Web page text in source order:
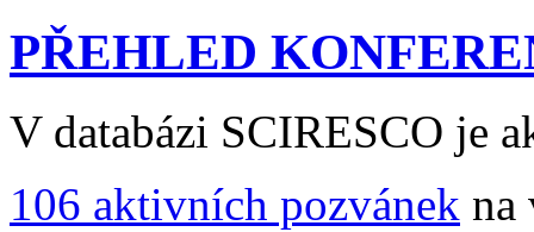
PŘEHLED
V databázi SCIRESCO je
106 aktivních pozvánek na